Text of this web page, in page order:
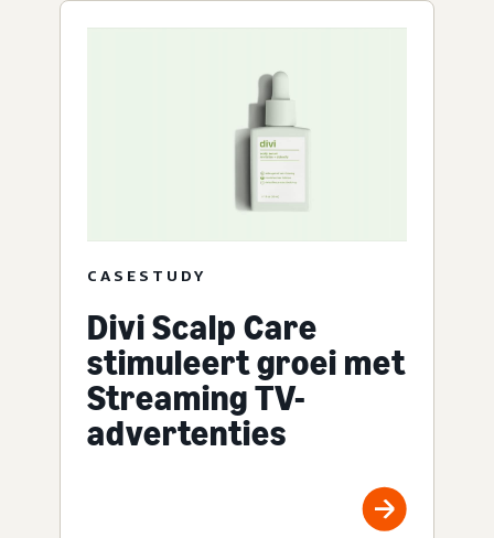
CASESTUDY
Divi Scalp Care
stimuleert groei met
Streaming TV-
advertenties